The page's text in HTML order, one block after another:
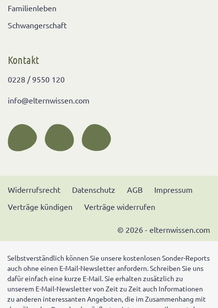
Familienleben
Schwangerschaft
Kontakt
0228 / 9550 120
info@elternwissen.com
Widerrufsrecht Datenschutz AGB
Impressum
Verträge kündigen
Verträge widerrufen
© 2026 - elternwissen.com
Selbstverständlich können Sie unsere kostenlosen Sonder-Reports
auch ohne einen E-Mail-Newsletter anfordern. Schreiben Sie uns
dafür einfach eine kurze E-Mail. Sie erhalten zusätzlich zu
unserem E-Mail-Newsletter von Zeit zu Zeit auch Informationen
zu anderen interessanten Angeboten, die im Zusammenhang mit